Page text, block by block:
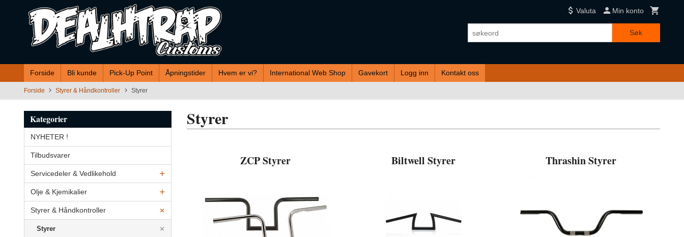
innholdet
Valuta Min konto
Søk
Forside Bli kunde Pick-Up Point Åpningstider Hvem er vi? International Web Shop Gavekort Logg inn Kontakt oss
Forside Styrer & Håndkontroller Styrer
Kategorier
NYHETER !
Tilbudsvarer
Servicedeler & Vedlikehold
Olje & Kjemikalier
Styrer & Håndkontroller
Styrer
Styrer
ZCP Styrer Biltwell Styrer Thrashin Styrer